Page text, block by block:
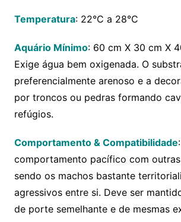
Temperatura: 22°C a 28°C
Aquário Mínimo: 60 cm X 30 cm X
Exige água bem oxigenada. O
preferencialmente arenoso e a
por troncos ou pedras formando
refúgios.
Comportamento & Compatibilidade
comportamento pacífico com
sendo os machos bastante
agressivos entre si. Deve ser
de porte semelhante e de mesmas